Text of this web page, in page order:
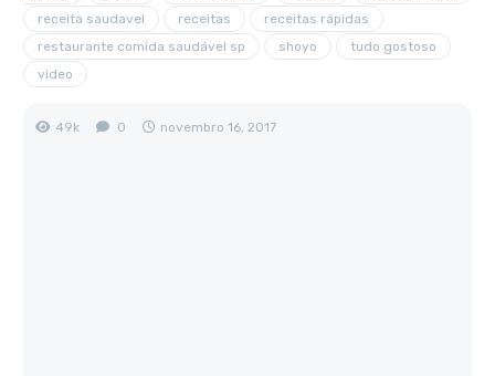
receita saudavel
receitas
receitas rápidas
restaurante comida saudável sp
shoyo
tudo gostoso
video
49k 0 novembro 16, 2017